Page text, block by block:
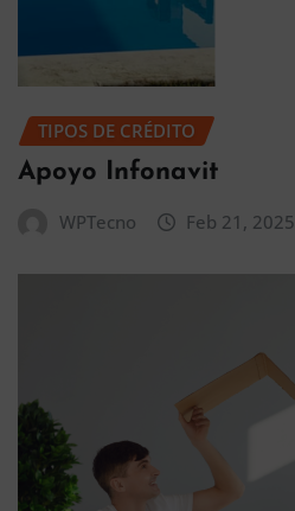
TIPOS DE CRÉDITO
Apoyo Infonavit
WPTecno Feb 21, 2025